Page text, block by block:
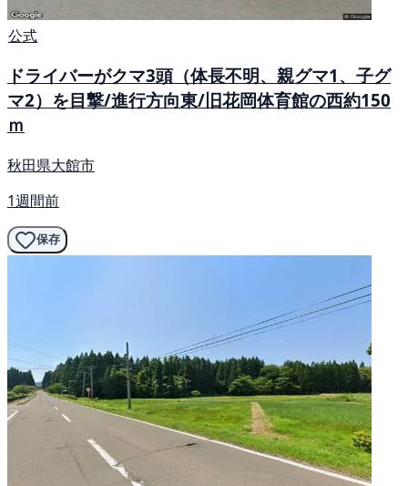
公式
ドライバーがクマ3頭（体長不明、親グマ1、子グ
マ2）を目撃/進行方向東/旧花岡体育館の西約150
ｍ
秋田県大館市
1週間前
保存